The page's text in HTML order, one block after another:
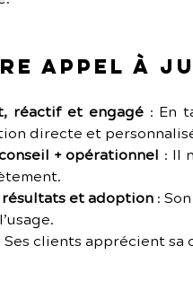
appel à
réactif et engagé : En
directe et
+ opérationnel : Il
et adoption :
Ses clients apprécient sa